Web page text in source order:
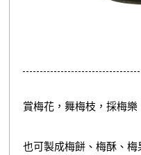
賞梅花，舞梅枝，採梅
也可製成梅餅、梅酥、